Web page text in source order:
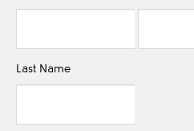
Last Name